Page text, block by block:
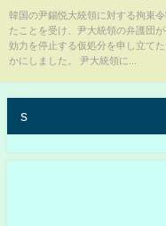
判所に申し立て 大統領公
には大勢の支持者、警察の
を阻もうとする騒ぎも｜
韓国の尹錫悦大統領に対する拘束令
たことを受け、尹大統領の弁護団
効力を停止する仮処分を申し立てた
かにしました。 尹大統領に...
s